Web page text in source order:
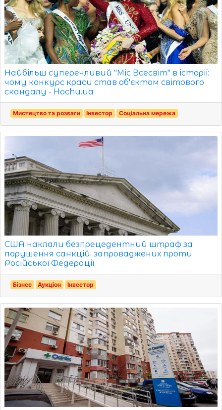
Найбільш суперечливий "Міс Всесвіт" в історії:
чому конкурс краси став об'єктом світового
скандалу - Hochu.ua
Мистецтво та розваги Інвестор Соціальна мережа
США наклали безпрецедентний штраф за
порушення санкцій, запроваджених проти
Російської Федерації.
Бізнес Аукціон Інвестор